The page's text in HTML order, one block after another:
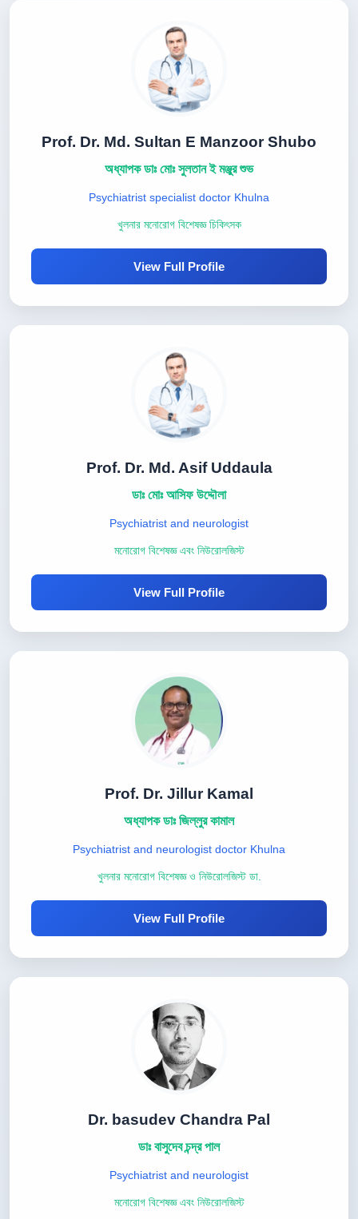
Prof. Dr. Md. Sultan E Manzoor Shubo
অধ্যাপক ডাঃ মোঃ সুলতান ই মঞ্জুর শুভ
Psychiatrist specialist doctor Khulna
খুলনার মনোরোগ বিশেষজ্ঞ চিকিৎসক
View Full Profile
Prof. Dr. Md. Asif Uddaula
ডাঃ মোঃ আসিফ উদ্দৌলা
Psychiatrist and neurologist
মনোরোগ বিশেষজ্ঞ এবং নিউরোলজিস্ট
View Full Profile
Prof. Dr. Jillur Kamal
অধ্যাপক ডাঃ জিল্লুর কামাল
Psychiatrist and neurologist doctor Khulna
খুলনার মনোরোগ বিশেষজ্ঞ ও নিউরোলজিস্ট ডা.
View Full Profile
Dr. basudev Chandra Pal
ডাঃ বাসুদেব চন্দ্র পাল
Psychiatrist and neurologist
মনোরোগ বিশেষজ্ঞ এবং নিউরোলজিস্ট